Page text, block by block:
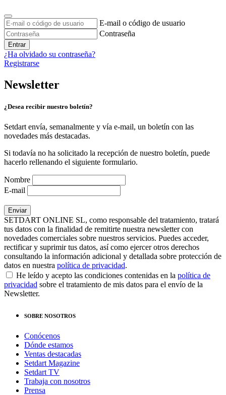
E-mail o código de usuario
Contraseña
Entrar
¿Ha olvidado su contraseña?
Registrarse
Newsletter
¿Desea recibir nuestro boletín?
Setdart envía, semanalmente y vía e-mail, un boletín con las
novedades más destacadas.
Si todavía no ha solicitado la recepción de nuestro boletín, puede
hacerlo rellenando el siguiente formulario.
Nombre
E-mail
SETDART ONLINE SL, como responsable del tratamiento, tratará
tus datos con la finalidad de remitirte nuestra newsletter con
novedades comerciales sobre nuestros servicios. Puedes acceder,
rectificar y suprimir tus datos, así como ejercer otros derechos
consultando la información adicional y detallada sobre protección de
datos en nuestra política de privacidad.
He leído y acepto las condiciones contenidas en la política de
privacidad sobre el tratamiento de mis datos para el envío de la
Newsletter.
SOBRE NOSOTROS
Conócenos
Dónde estamos
Ventas destacadas
Setdart Magazine
Setdart TV
Trabaja con nosotros
Prensa